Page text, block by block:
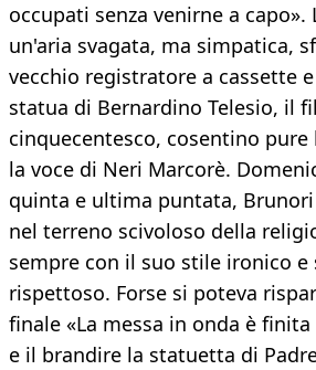
occupati senza venirne a
un'aria svagata, ma simpatica,
vecchio registratore a cassette
statua di Bernardino Telesio, il
cinquecentesco, cosentino pure
la voce di Neri Marcorè.
quinta e ultima puntata,
nel terreno scivoloso della
sempre con il suo stile ironico e
rispettoso. Forse si poteva
finale «La messa in onda è
e il brandire la statuetta di